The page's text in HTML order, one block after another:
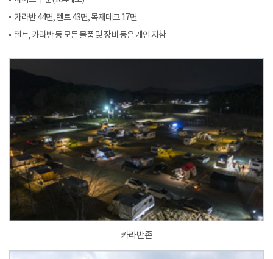
카라반 44면, 텐트 43면, 목재데크 17면
텐트, 카라반 등 모든 물품 및 장비 등은 개인 지참
카라반존